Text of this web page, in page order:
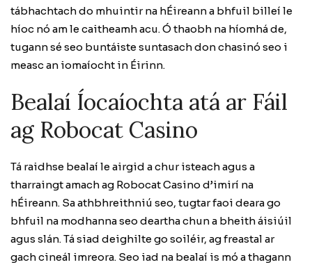
tábhachtach do mhuintir na hÉireann a bhfuil billeí le
híoc nó am le caitheamh acu. Ó thaobh na híomhá de,
tugann sé seo buntáiste suntasach don chasinó seo i
measc an iomaíocht in Éirinn.
Bealaí Íocaíochta atá ar Fáil
ag Robocat Casino
Tá raidhse bealaí le airgid a chur isteach agus a
tharraingt amach ag Robocat Casino d’imirí na
hÉireann. Sa athbhreithniú seo, tugtar faoi deara go
bhfuil na modhanna seo deartha chun a bheith áisiúil
agus slán. Tá siad deighilte go soiléir, ag freastal ar
gach cineál imreora. Seo iad na bealaí is mó a thagann